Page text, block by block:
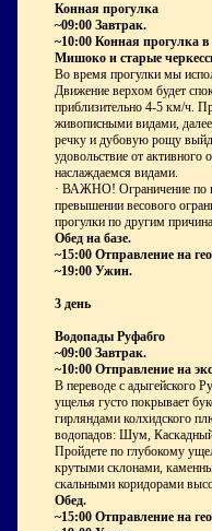
Конная прогулка
~09:00 Завтрак.
~10:00 Конная прогулка
Мишоко и старые
Во время прогулки мы
Движение верхом будет
приблизительно 4-5 км/ч.
живописными видами, далее
речку и дубовую рощу
удовольствие от активного
наслаждаемся видами.
· ВАЖНО! Ограничение по
превышении весового
прогулки по другим
Обед на базе.
~15:00 Отправление на
~19:00 Ужин.
3 день
Водопады Руфабго
~09:00 Завтрак.
~10:00 Отправление на
В переводе с адыгейского
ущелья густо покрывает
гирляндами колхидского
водопадов: Шум,
Пройдете по глубокому
крутыми склонами,
скальными коридорами
Обед.
~15:00 Отправление на